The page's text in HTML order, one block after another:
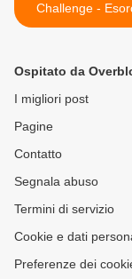
Challenge -
barba
Ospitato da
I migliori post
Pagine
Contatto
Segnala abuso
Termini di servizio
Cookie e dati
Preferenze dei